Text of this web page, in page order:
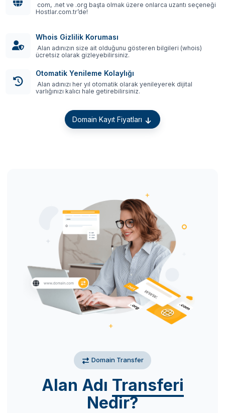
com, .net ve .org başta olmak üzere onlarca uzantı seçeneği
Hostlar.com.tr’de!
Whois Gizlilik Koruması
Alan adınızın size ait olduğunu gösteren bilgileri (whois)
ücretsiz olarak gizleyebilirsiniz.
Otomatik Yenileme Kolaylığı
Alan adınızı her yıl otomatik olarak yenileyerek dijital
varlığınızı kalıcı hale getirebilirsiniz.
Domain Kayıt Fiyatları
Domain Transfer
Alan Adı Transferi
Nedir?